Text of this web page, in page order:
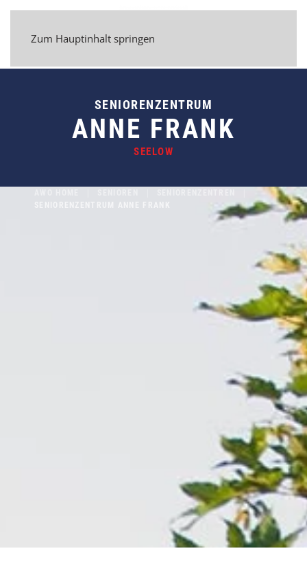
Zum Hauptinhalt springen
SENIORENZENTRUM
ANNE FRANK
SEELOW